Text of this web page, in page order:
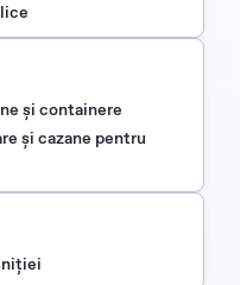
şi containere
şi cazane pentru